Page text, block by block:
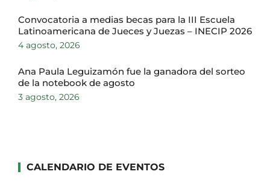
Convocatoria a medias becas para la III Escuela
Latinoamericana de Jueces y Juezas – INECIP 2026
4 agosto, 2026
Ana Paula Leguizamón fue la ganadora del sorteo
de la notebook de agosto
3 agosto, 2026
CALENDARIO DE EVENTOS